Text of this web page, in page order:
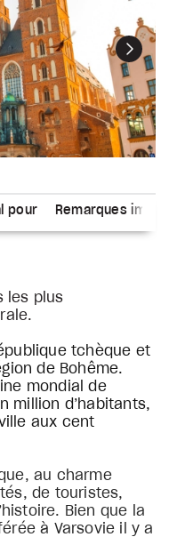
pour Remarques
les plus
tchèque et
de Bohême.
mondial de
million d’habitants,
aux cent
au charme
de touristes,
Bien que la
à Varsovie il y a